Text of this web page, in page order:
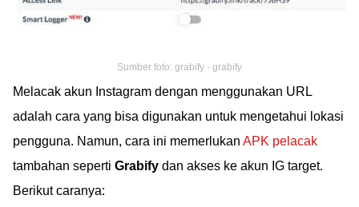
Sumber foto: grabify - grabify
Melacak akun Instagram dengan menggunakan URL
adalah cara yang bisa digunakan untuk mengetahui lokasi
pengguna. Namun, cara ini memerlukan APK pelacak
tambahan seperti Grabify dan akses ke akun IG target.
Berikut caranya: